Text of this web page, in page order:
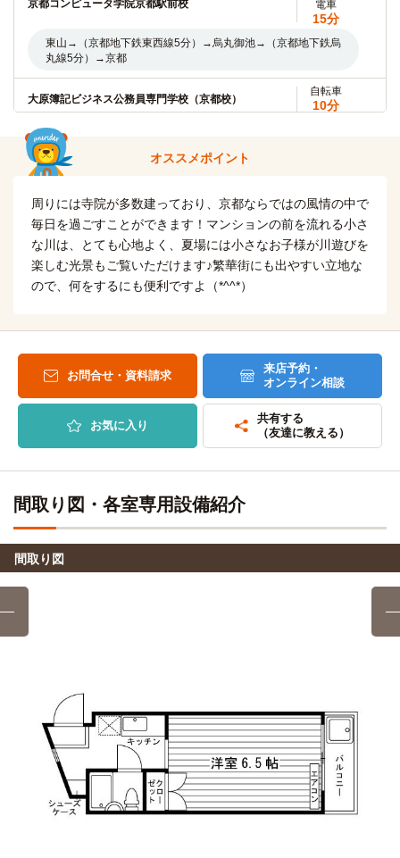
京都府立医科大学 11分
(約2.6km)
自転車12分（約2,700ｍ）
自転車
12分
(約2.8km)
長浜バイオ大学(河原町学舎)
14分
(約3.2km)
京都芸術大学(瓜生山キャンパス)
自転車
18分
京都芸術大学(大学院)
自転車17分（約4,130m）
京都薬科大学(大学院) 電車
8分
東山→（京都地下鉄東西線8分）→山科
京都薬科大学 電車
京都橘大学 電車
12分
東山→（地下鉄東西線12分）→椥辻
龍谷大学(京都深草キャンパス)
東山→（京都地下鉄東西線2分）→三条京阪（5分）→三条
（2分）→（京阪本線準急12分）→龍谷大前深草
龍谷大学短期大学部(京都深草キャンパス) 電車
21分
京都コンピュータ学院京都駅前校 電車
15分
東山→（京都地下鉄東西線5分）→烏丸御池→（京都地下鉄烏
丸線5分）→京都
大原簿記ビジネス公務員専門学校（京都校）
自転車
10分
京都歯科衛生学院専門学校
京都医健専門学校 10分
(約2.2km)
京都デザイン&テクノロジー専門学校
自転車
16分
(約3.7km)
11分
アミューズ美容専門学校 バス＋電車
22分
東山→（地下鉄東西線6分）→烏丸御池（7分）→（地下鉄烏
京都外国語専門学校 徒歩
11分
河合塾(京都校)
スペースデザインカレッジ(京都校)
自転車
10分
(約2.3km)
四谷学院(京都校)
自転車
10分
(約2.2km)
自転車10分（約2,200m）
オススメポイント
周りには寺院が多数建っており、京都ならではの風情の中で
毎日を過ごすことができます！マンションの前を流れる小さ
な川は、とても心地よく、夏場には小さなお子様が川遊びを
楽しむ光景もご覧いただけます♪繁華街にも出やすい立地な
ので、何をするにも便利ですよ（*^^*）
お問合せ・資料請求
来店予約・
オンライン相談
お気に入り
共有する
（友達に教える）
間取り図・各室専用設備紹介
間取り図